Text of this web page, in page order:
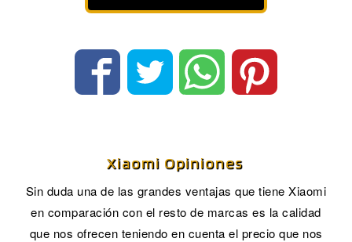
Xiaomi Opiniones
Sin duda una de las grandes ventajas que tiene Xiaomi
en comparación con el resto de marcas es la calidad
que nos ofrecen teniendo en cuenta el precio que nos